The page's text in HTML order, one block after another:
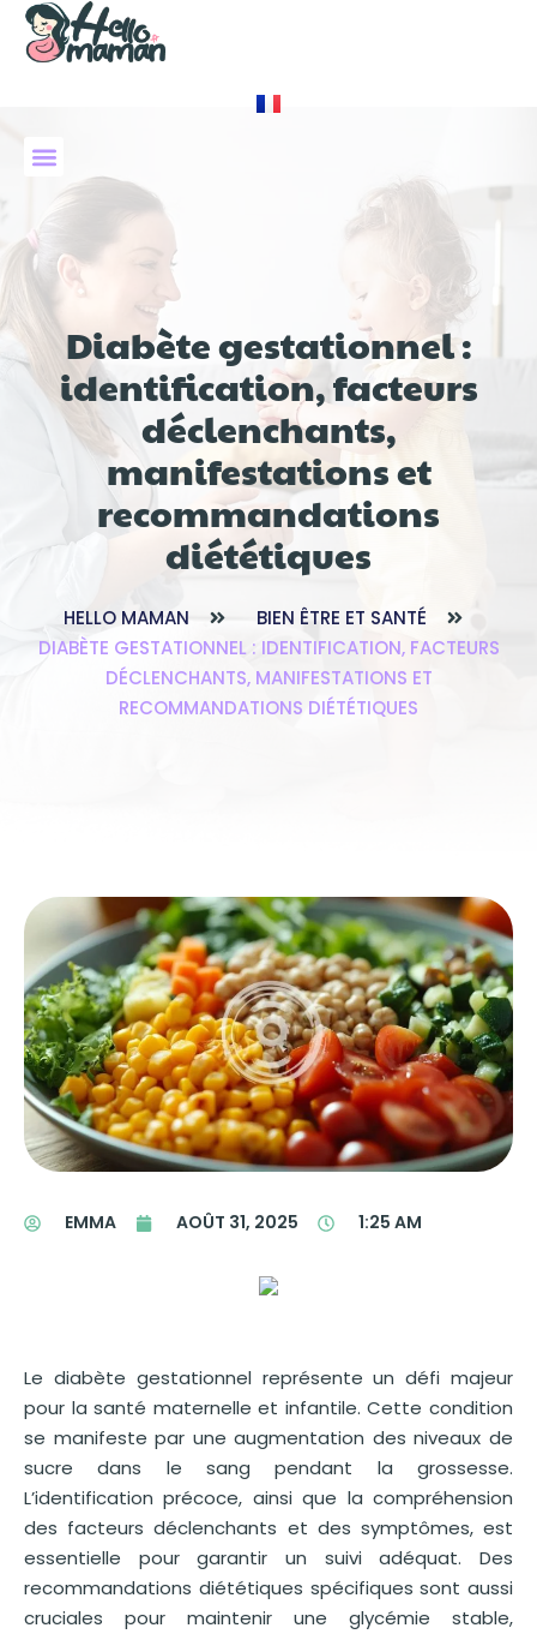
Diabète gestationnel :
identification, facteurs
déclenchants,
manifestations et
recommandations
diététiques
HELLO MAMAN
BIEN ÊTRE ET SANTÉ
DIABÈTE GESTATIONNEL : IDENTIFICATION, FACTEURS
DÉCLENCHANTS, MANIFESTATIONS ET
RECOMMANDATIONS DIÉTÉTIQUES
EMMA AOÛT 31, 2025 1:25 AM
Le diabète gestationnel représente un défi majeur
pour la santé maternelle et infantile. Cette condition
se manifeste par une augmentation des niveaux de
sucre dans le sang pendant la grossesse.
L’identification précoce, ainsi que la compréhension
des facteurs déclenchants et des symptômes, est
essentielle pour garantir un suivi adéquat. Des
recommandations diététiques spécifiques sont aussi
cruciales pour maintenir une glycémie stable,